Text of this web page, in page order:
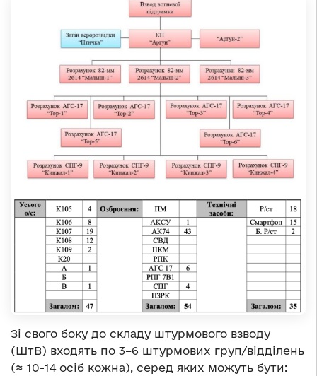
Зі свого боку до складу штурмового взводу
(ШтВ) входять по 3–6 штурмових груп/відділень
(≈ 10-14 осіб кожна), серед яких можуть бути: